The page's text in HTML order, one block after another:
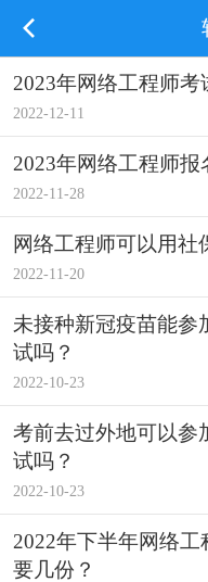
2023年网络工程师考
2022-12-11
2023年网络工程师报
2022-11-28
网络工程师可以用社
2022-11-20
未接种新冠疫苗能参
试吗？
2022-10-23
考前去过外地可以参
试吗？
2022-10-23
2022年下半年网络
要几份？